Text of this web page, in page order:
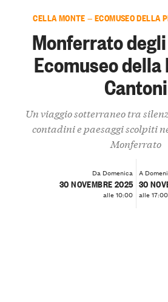
CELLA MONTE — ECOMUSEO DELLA
Monferrato
Ecomuseo
Cantoni
Un viaggio sotterraneo tra
contadini e paesaggi scolpiti
Monferrato
Da Domenica
30 NOVEMBRE 2025
alle 10:00
A
30
alle 17:00